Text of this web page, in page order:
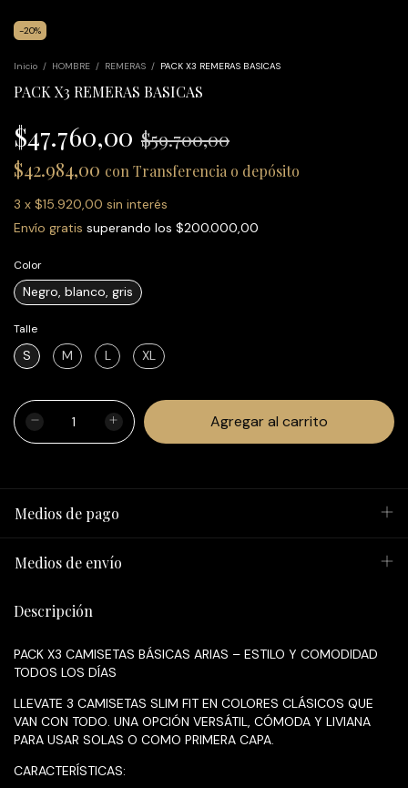
-20%
Inicio / HOMBRE / REMERAS / PACK X3 REMERAS BASICAS
PACK X3 REMERAS BASICAS
$47.760,00 $59.700,00
$42.984,00 con Transferencia o depósito
3 x $15.920,00 sin interés
Envío gratis superando los $200.000,00
Color
Negro, blanco, gris
Talle
S M L XL
Medios de pago
Medios de envío
Descripción
PACK X3 CAMISETAS BÁSICAS ARIAS – ESTILO Y COMODIDAD
TODOS LOS DÍAS
LLEVATE 3 CAMISETAS SLIM FIT EN COLORES CLÁSICOS QUE
VAN CON TODO. UNA OPCIÓN VERSÁTIL, CÓMODA Y LIVIANA
PARA USAR SOLAS O COMO PRIMERA CAPA.
CARACTERÍSTICAS: